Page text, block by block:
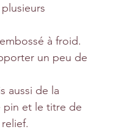
à froid.
un peu de
aussi de la
pin et le titre de